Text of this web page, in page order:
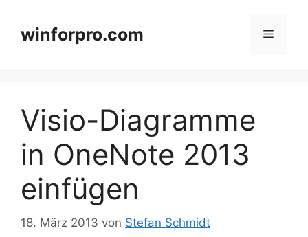
springenwinforpro.com Menü
Visio-Diagramme
in OneNote 2013
einfügen
18. März 2013 von Stefan Schmidt